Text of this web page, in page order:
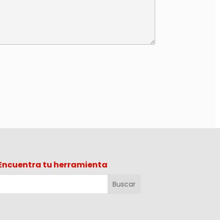
tu herramienta